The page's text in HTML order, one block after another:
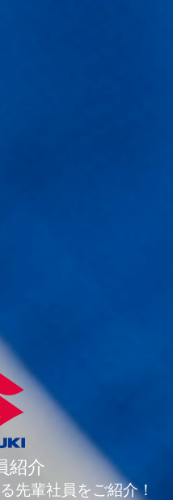
紹介
先輩社員をご紹介！